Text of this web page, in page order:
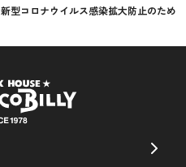
新型コロナウイルス感染拡大防止のため